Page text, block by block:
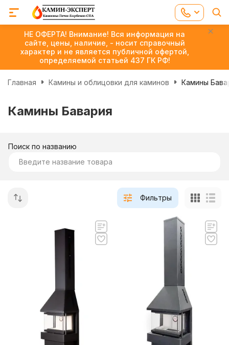
НЕ ОФЕРТА! Внимание! Вся информация на
сайте, цены, наличие, - носит справочный
характер и не является публичной офертой,
определяемой статьей 437 ГК РФ!
Главная Камины и облицовки для каминов Камины
Камины Бавария
Поиск по названию
Фильтры